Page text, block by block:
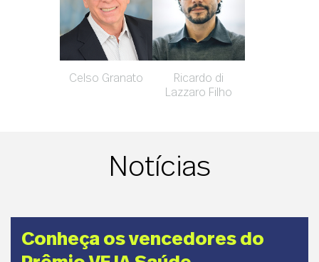
Celso Granato
Ricardo di
Lazzaro Filho
Notícias
Conheça os vencedores do